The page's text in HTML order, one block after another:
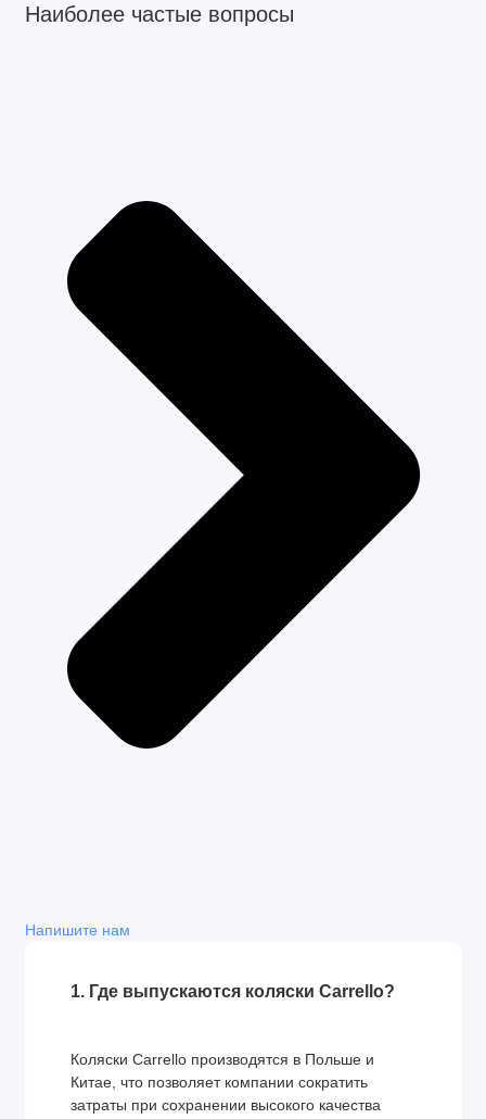
Съемный бампер из эко-кожи
Передние колеса поворотные
Комплектация
Прогулочный блок
Накидка на ножки
Размер в разложенном виде (Д х Ш х В): 80 x 50 x 103
Размер в сложенном виде (Д х Ш х В): 42 x 50 x 58 см
Размер сиденья, (Д х Ш): 85 x 35 см
Вес коляски: 8.5 кг
Максимальная нагрузка: 22 кг
Диметр передних колёс: 19 см
Диметр задних колёс: 21 см
Наиболее частые вопросы
Напишите нам
1. Где выпускаются коляски Carrello?
Коляски Carrello производятся в Польше и
Китае, что позволяет компании сократить
затраты при сохранении высокого качества